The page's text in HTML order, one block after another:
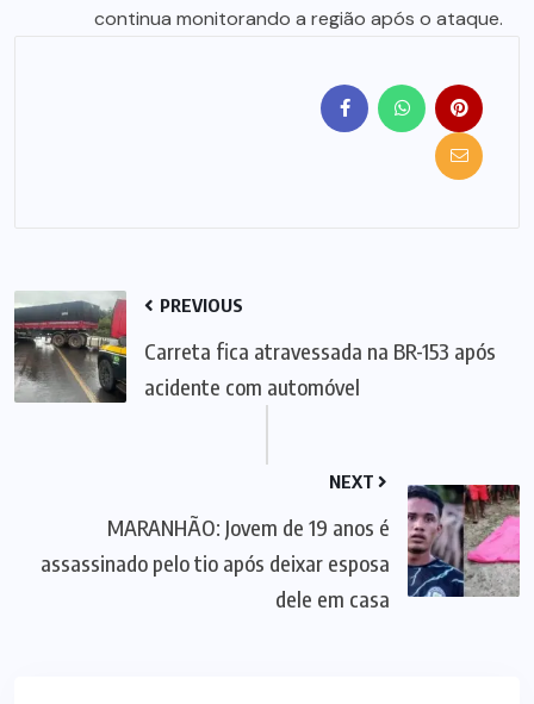
continua monitorando a região após o ataque.
PREVIOUS
Carreta fica atravessada na BR-153 após
acidente com automóvel
NEXT
MARANHÃO: Jovem de 19 anos é
assassinado pelo tio após deixar esposa
dele em casa